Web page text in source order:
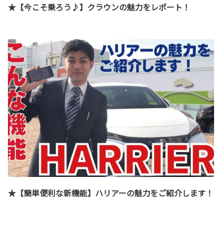
★【今こそ乗ろう♪】クラウンの魅力をレポート！
★【簡単便利な新機能】ハリアーの魅力をご紹介します！